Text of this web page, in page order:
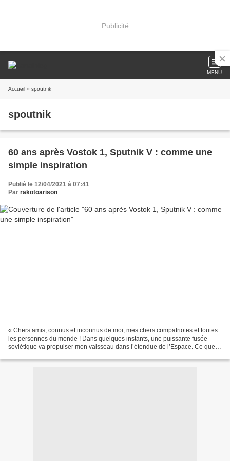
Publicité
MENU
Accueil » spoutnik
spoutnik
60 ans après Vostok 1, Sputnik V : comme une
simple inspiration
Publié le 12/04/2021 à 07:41
Par rakotoarison
« Chers amis, connus et inconnus de moi, mes chers compatriotes et toutes
les personnes du monde ! Dans quelques instants, une puissante fusée
soviétique va propulser mon vaisseau dans l’étendue de l’Espace. Ce que je